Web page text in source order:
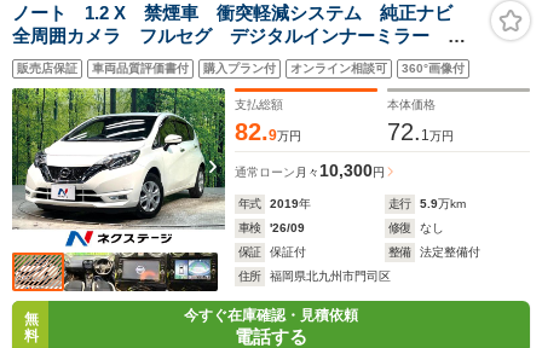
ノート 1.2 X 禁煙車 衝突軽減システム 純正ナビ
全周囲カメラ フルセグ デジタルインナーミラー
ETC Bluetooth再生 LEDヘッドライト フォグラン
プ スマートキー レーンアシスト コーナーセンサー
販売店保証 車両品質評価書付 購入プラン付 オンライン相談可 360°画像付
支払総額
82.9万円
本体価格
72. 1万円
通常ローン 月々 10,300円
年式 2019年 走行 5.9万km
車検
'26/09 修復
なし
保証
保証付 整備
法定整備付
住所
福岡県北九州市門司区
無
料
今すぐ在庫確認・見積依頼
電話する